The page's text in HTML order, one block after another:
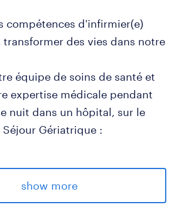
compétences d'infirmier(e)
transformer des vies dans notre
équipe de soins de santé et
expertise médicale pendant
nuit dans un hôpital, sur le
Gériatrique :
et le suivi des
leur confort et
show more